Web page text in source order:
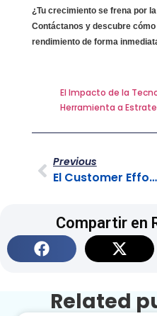
¿Tu crecimiento se frena por
Contáctanos y descubre
rendimiento de forma
El Impacto de la
Herramienta a
Previous
El Customer Effort Score : Midiendo la Lealtad
Compartir en
Related